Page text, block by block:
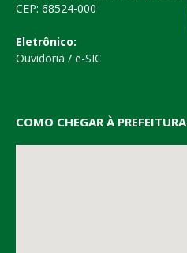
CEP: 68524-000
Eletrônico:
Ouvidoria / e-SIC
COMO CHEGAR À PREFEITURA